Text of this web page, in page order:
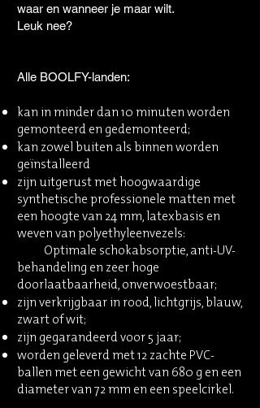
waar en wanneer je maar wilt.
Leuk nee?
Alle BOOLFY-landen:
kan in minder dan 10 minuten worden
gemonteerd en gedemonteerd;
kan zowel buiten als binnen worden
geïnstalleerd
zijn uitgerust met hoogwaardige
synthetische professionele matten met
een hoogte van 24 mm, latexbasis en
weven van polyethyleenvezels:
Optimale schokabsorptie, anti-UV-
behandeling en zeer hoge
doorlaatbaarheid, onverwoestbaar;​
zijn verkrijgbaar in rood, lichtgrijs, blauw,
zwart of wit;
zijn gegarandeerd voor 5 jaar;
worden geleverd met 12 zachte PVC-
ballen met een gewicht van 680 g en een
diameter van 72 mm en een speelcirkel.